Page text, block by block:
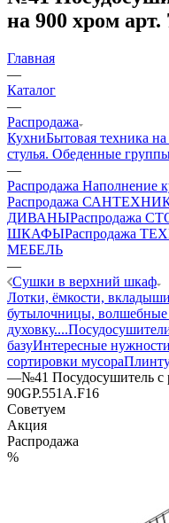
на 900 хром арт.
Главная
—
Каталог
—
Распродажа
КухниБытовая техника на
стулья. Обеденные
—
Распродажа Наполнение
Распродажа
ДИВАНЫРаспродажа
ШКАФЫРаспродажа
МЕБЕЛЬ
—
Сушки в верхний шкаф
Лотки, ёмкости,
бутылочницы,
духовку....
базуИнтересные нужности
сортировки мусора
—№41 Посудосушитель с
90GP.551A.F16
Советуем
Акция
Распродажа
%